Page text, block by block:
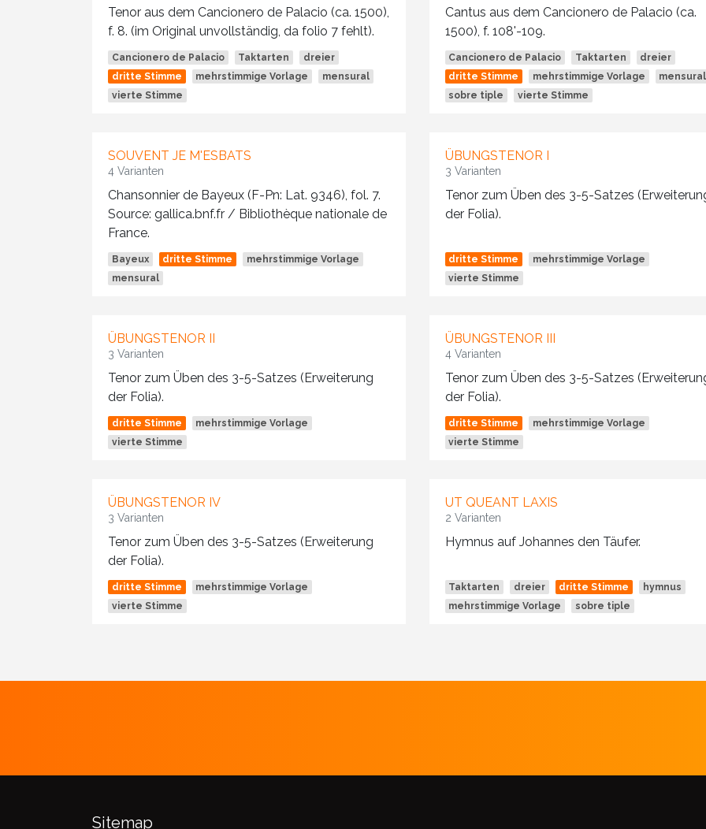
Tenor aus dem Cancionero de Palacio (ca. 1500),
f. 8. (im Original unvollständig, da folio 7 fehlt).
Cancionero de Palacio Taktarten
dreier
dritte Stimme
mehrstimmige Vorlage
mensural
vierte Stimme
Cantus aus dem Cancionero de Palacio (ca.
1500), f. 108'-109.
Cancionero de Palacio Taktarten
dreier
dritte Stimme
mehrstimmige Vorlage
mensural
sobre tiple
vierte Stimme
SOUVENT JE M'ESBATS
4 Varianten
Chansonnier de Bayeux (F-Pn: Lat. 9346), fol. 7.
Source: gallica.bnf.fr / Bibliothèque nationale de
France.
Bayeux dritte Stimme
mehrstimmige Vorlage
mensural
ÜBUNGSTENOR I
3 Varianten
Tenor zum Üben des 3-5-Satzes
der Folia).
dritte Stimme
mehrstimmige Vorlage
vierte Stimme
ÜBUNGSTENOR II
3 Varianten
Tenor zum Üben des 3-5-Satzes (Erweiterung
der Folia).
dritte Stimme
mehrstimmige Vorlage
vierte Stimme
ÜBUNGSTENOR III
4 Varianten
Tenor zum Üben des 3-5-Satzes
der Folia).
dritte Stimme
mehrstimmige Vorlage
vierte Stimme
ÜBUNGSTENOR IV
3 Varianten
Tenor zum Üben des 3-5-Satzes (Erweiterung
der Folia).
dritte Stimme
mehrstimmige Vorlage
vierte Stimme
UT QUEANT LAXIS
2 Varianten
Hymnus auf Johannes den Täufer.
Taktarten dreier dritte Stimme
hymnus
mehrstimmige Vorlage
sobre tiple
Sitemap